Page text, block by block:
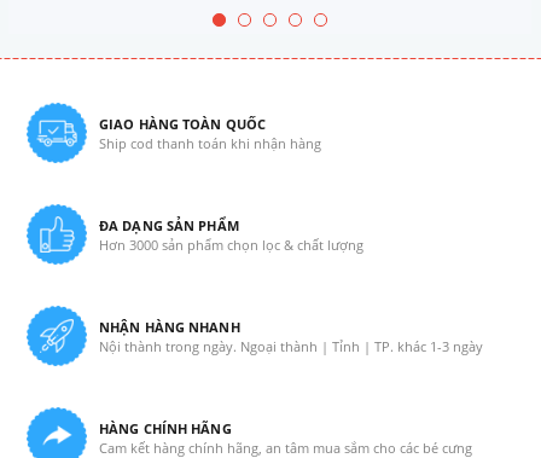
GIAO HÀNG TOÀN QUỐC
Ship cod thanh toán khi nhận hàng
ĐA DẠNG SẢN PHẨM
Hơn 3000 sản phẩm chọn lọc & chất lượng
NHẬN HÀNG NHANH
Nội thành trong ngày. Ngoại thành | Tỉnh | TP. khác 1-3 ngày
HÀNG CHÍNH HÃNG
Cam kết hàng chính hãng, an tâm mua sắm cho các bé cưng